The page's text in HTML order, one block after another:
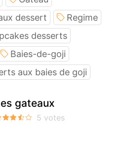
dessert
Regime
desserts
Baies-de-goji
aux baies de goji
gateaux